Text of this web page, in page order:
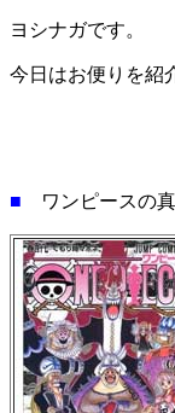
ヨシナガです。
今日はお便りを紹
■ ワンピース